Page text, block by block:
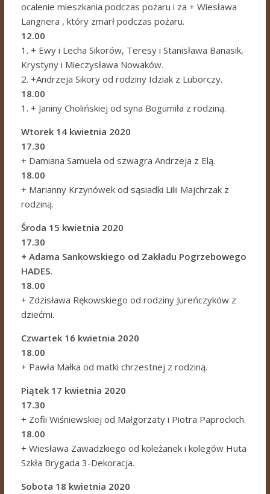
ocalenie mieszkania podczas pożaru i za + Wiesława
Langnera , który zmarł podczas pożaru.
12.00
1. + Ewy i Lecha Sikorów, Teresy i Stanisława Banasik,
Krystyny i Mieczysława Nowaków.
2. +Andrzeja Sikory od rodziny Idziak z Luborczy.
18.00
1. + Janiny Cholińskiej od syna Bogumiła z rodziną.
Wtorek 14 kwietnia 2020
17.30
+ Damiana Samuela od szwagra Andrzeja z Elą.
18.00
+ Marianny Krzynówek od sąsiadki Lilii Majchrzak z
rodziną.
Środa 15 kwietnia 2020
17.30
+ Adama Sankowskiego od Zakładu Pogrzebowego
HADES.
18.00
+ Zdzisława Rękowskiego od rodziny Jureńczyków z
dziećmi.
Czwartek 16 kwietnia 2020
18.00
+ Pawła Małka od matki chrzestnej z rodziną.
Piątek 17 kwietnia 2020
17.30
+ Zofii Wiśniewskiej od Małgorzaty i Piotra Paprockich.
18.00
+ Wiesława Zawadzkiego od koleżanek i kolegów Huta
Szkła Brygada 3-Dekoracja.
Sobota 18 kwietnia 2020